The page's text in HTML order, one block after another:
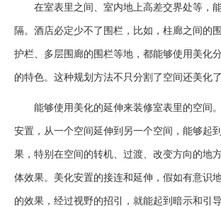
在室表里之间、室内地上高差交界处等，
隔。酒店必定少不了围栏，比如，柱廊之间的
护栏、多层围廊的围栏等地，都能够使用美化
的特色。这种规划方法不只分割了空间还美化了
能够使用美化的延伸来装修室表里的空间
安置，从一个空间延伸到另一个空间，能够起
果，特别在空间的转机、过渡、改变方向的地
体效果。美化安置的接连和延伸，假如有意识
的效果，经过视野的招引，就能起到暗示和引导